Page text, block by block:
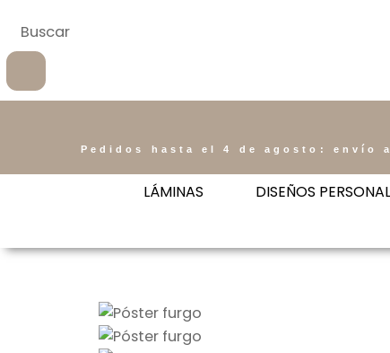
Pedidos hasta el 4 de agosto: envío
LÁMINAS DISEÑOS